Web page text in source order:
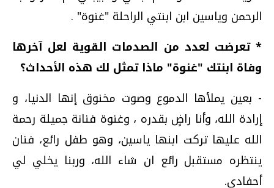
الرحمن وياسين ابن ابنتي الراحلة "غنوة" .
* تعرضت لعدد من الصدمات القوية لعل آخرها
وفاة ابنتك "غنوة" ماذا تمثل لك هذه الأحداث؟
- بعين يملأها الدموع وصوت مخنوق إنها الدنيا، و
إرادة الله، وأنا راضٍ بقدره ، وغنوة فنانة جميلة رحمة
الله عليها تركت ابنها ياسين، وهو طفل رائع، فنان
ينتظره مستقبل رائع ان شاء الله، وربنا يخلي لي
أحفادي.